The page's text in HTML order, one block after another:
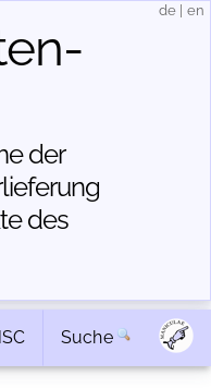
der
des
de en
Suche